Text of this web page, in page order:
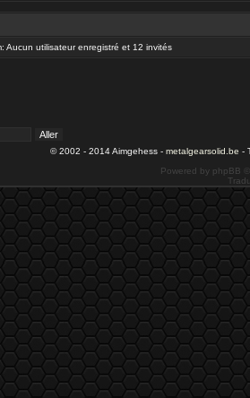
Aucun utilisateur enregistré et 12 invités
© 2002 - 2014 Aimgehess - metalgearsolid.be -
Powered by phpBB